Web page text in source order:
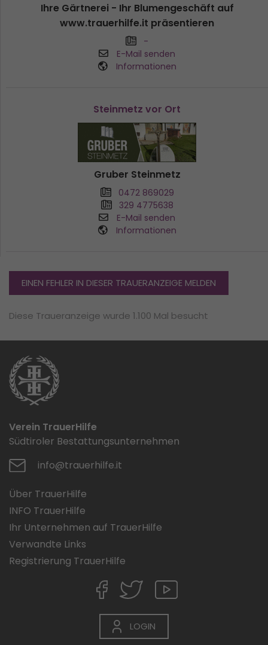
Ihre Gärtnerei - Ihr Blumengeschäft auf
www.trauerhilfe.it präsentieren
-
E-Mail senden
Informationen
Steinmetz vor Ort
Gruber Steinmetz
0472 869029
329 4775638
E-Mail senden
Informationen
EINEN FEHLER IN DIESER TRAUERANZEIGE MELDEN
Diese Traueranzeige wurde 1.100 Mal besucht
Verein TrauerHilfe
Südtiroler Bestattungsunternehmen
info@trauerhilfe.it
Über TrauerHilfe
INFO TrauerHilfe
Ihr Unternehmen auf TrauerHilfe
Verwandte Links
Registrierung TrauerHilfe
LOGIN